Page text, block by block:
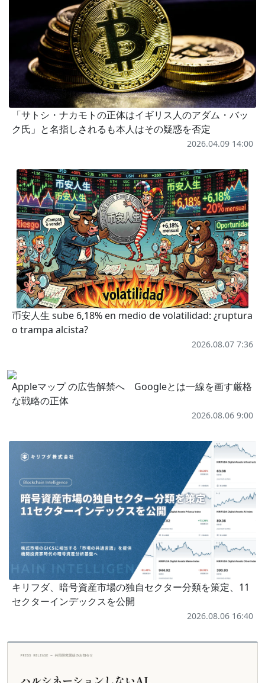
「サトシ・ナカモトの正体はイギリス人のアダム・バッ
ク氏」と名指しされるも本人はその疑惑を否定
2026.04.09 14:00
币安人生 sube 6,18% en medio de volatilidad: ¿ruptura
o trampa alcista?
2026.08.07 7:36
Appleマップ の広告解禁へ Googleとは一線を画す厳格
な戦略の正体
2026.08.06 9:00
キリフダ、暗号資産市場の独自セクター分類を策定、11
セクターインデックスを公開
2026.08.06 16:40